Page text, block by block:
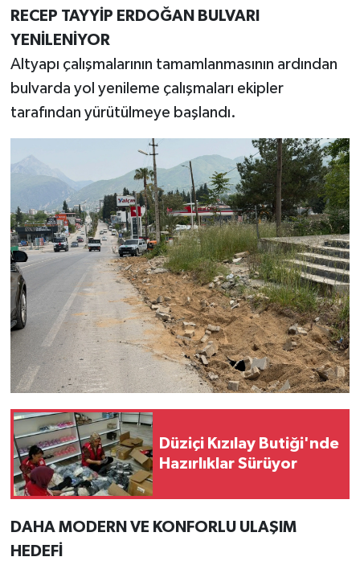
RECEP TAYYİP ERDOĞAN BULVARI
YENİLENİYOR
Altyapı çalışmalarının tamamlanmasının ardından
bulvarda yol yenileme çalışmaları ekipler
tarafından yürütülmeye başlandı.
Düziçi Kızılay Butiği'nde
Hazırlıklar Sürüyor
DAHA MODERN VE KONFORLU ULAŞIM
HEDEFİ